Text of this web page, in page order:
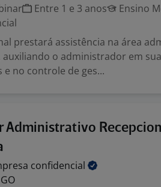
Entre 1 e 3 anos
Ensino
prestará assistência na área
auxiliando o administrador em
e no controle de ges...
Administrativo
confidencial